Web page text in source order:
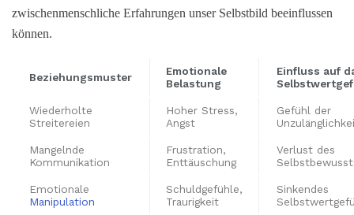
zwischenmenschliche Erfahrungen unser Selbstbild beeinflussen
können.
Beziehungsmuster
Emotionale
Belastung
Einfluss auf
Wiederholte
Streitereien
Hoher Stress,
Angst
Gefühl der
Mangelnde
Kommunikation
Frustration,
Enttäuschung
Verlust des
Emotionale
Manipulation
Schuldgefühle,
Traurigkeit
Sinkendes